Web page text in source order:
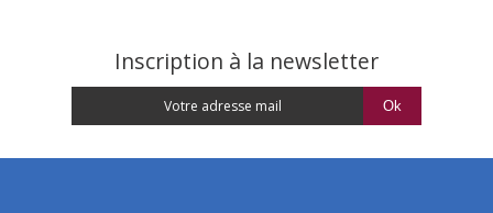
Inscription à la newsletter